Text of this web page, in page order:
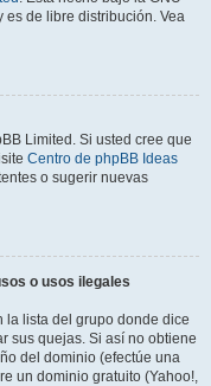
es de libre distribución. Vea
Limited. Si usted cree que
Centro de phpBB Ideas
o sugerir nuevas
o usos ilegales
la lista del grupo donde dice
sus quejas. Si así no obtiene
del dominio (efectúe una
un dominio gratuito (Yahoo!,